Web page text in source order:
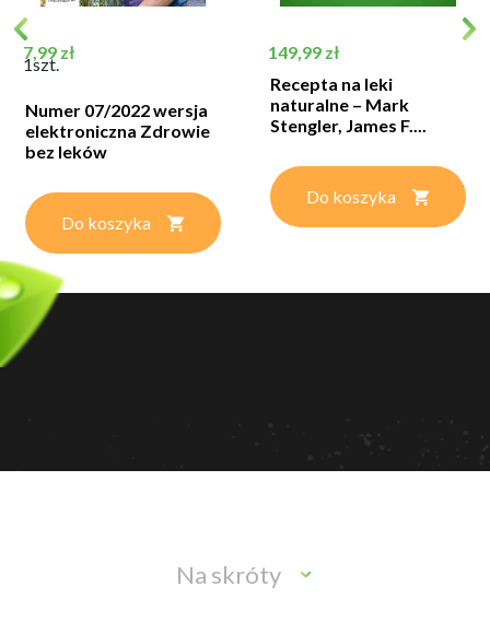
Cena
7,99 zł
1szt.
Numer 07/2022 wersja
elektroniczna Zdrowie
bez leków
Do koszyka
Cena
149,99 zł
Recepta na leki
naturalne – Mark
Stengler, James F....
Do koszyka
Na skróty